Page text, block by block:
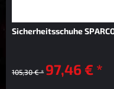
Sicherheitsschuhe
105,30 € * 97,46 € *